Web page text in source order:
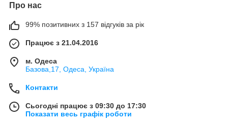
Про нас
99% позитивних з 157 відгуків за рік
Працює з 21.04.2016
м. Одеса
Базова,17, Одеса, Україна
Контакти
Сьогодні працює з 09:30 до 17:30
Показати весь графік роботи